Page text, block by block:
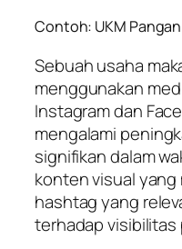
Contoh: UKM Pangan
Sebuah usaha
menggunakan
Instagram dan
mengalami
signifikan dalam
konten visual
hashtag yang
terhadap visibilitas